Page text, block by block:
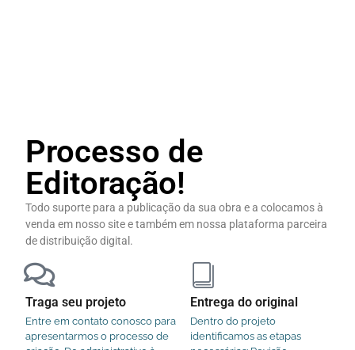
Processo de
Editoração!
Todo suporte para a publicação da sua obra e a colocamos à
venda em nosso site e também em nossa plataforma parceira
de distribuição digital.
Traga seu projeto
Entre em contato conosco para
apresentarmos o processo de
Entrega do original
Dentro do projeto
identificamos as etapas